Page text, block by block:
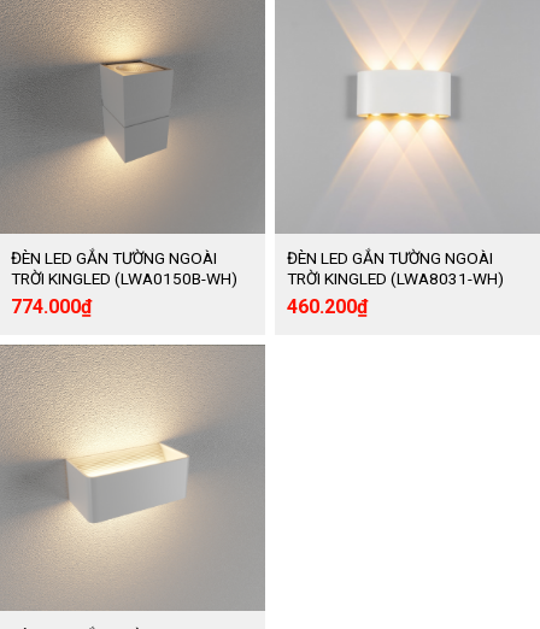
519.000₫.
ĐÈN LED GẮN TƯỜNG NGOÀI
TRỜI KINGLED (LWA0150B-WH)
Giá
là:
1.290.000₫.
774.000₫Giá
hiện
tại
là:
774.000₫.
ĐÈN LED GẮN TƯỜNG NGOÀI
TRỜI KINGLED (LWA8031-WH)
Giá
460.200₫Giá
hiện